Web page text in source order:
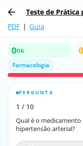
Teste de Prática
e Acesso ao
PDF | Guia
0Ok 0
Farmacologia
PERGUNTA
1 / 10
Qual é o
hipertensão arterial?
Relatar a pergunta
Qual é o